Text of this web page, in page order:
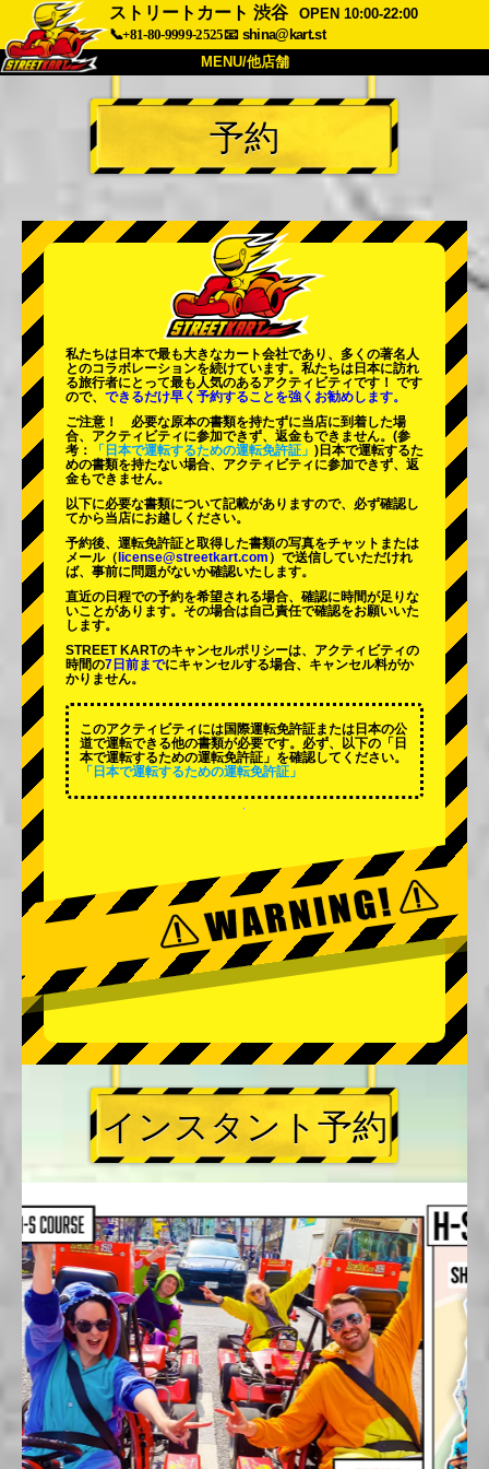
ストリートカート 渋谷
OPEN 10:00-22:00
📞+81-80-9999-2525📧 shina@kart.st
MENU/他店舗
トップ
概要 車両 価格
会社 予約
他店舗
東京 秋葉原 #2
東京 渋谷アネックス 東京ベイ
東京 浅草 大阪
沖縄
予約
私たちは日本で最も大きなカート会社であり、 多くの著名人
とのコラボレーションを続けています。私たちは日本に訪れ
る旅行者にとって最も人気のあるアクティビティです！ です
ので、 できるだけ早く予約することを強くお勧めします。
ご注意！ 必要な原本の書類を持たずに当店に到着した場
合、アクティビティに参加できず、返金もできません。 (参
考：
「日本で運転するための運転免許証」 )日本で運転するた
めの書類を持たない場合、アクティビティに参加できず、返
金もできません。
以下に必要な書類について記載がありますので、必ず確認し
てから当店にお越しください。
予約後、運転免許証と取得した書類の写真をチャットまたは
メール（ license@streetkart.com ）で送信していただけれ
ば、事前に問題がないか確認いたします。
直近の日程での予約を希望される場合、確認に時間が足りな
いことがあります。その場合は自己責任で確認をお願いいた
します。
STREET KARTのキャンセルポリシーは、アクティビティの
時間の7日前までにキャンセルする場合、キャンセル料がか
かりません。
このアクティビティには国際運転免許証または日本の公
道で運転できる他の書類が必要です。必ず、以下の「日
本で運転するための運転免許証」を確認してください。
「日本で運転するための運転免許証」
インスタント予約